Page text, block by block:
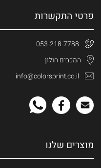
מוצרים שלנו
פרטי התקשרות
053-218-7788
המכבים חולון
info@colorsprint.co.il